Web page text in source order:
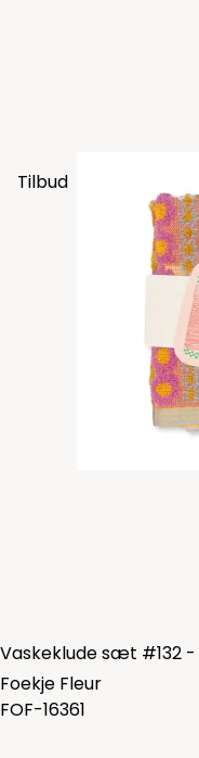
Tilbud
Vaskeklude sæt #132
Foekje Fleur
FOF-16361